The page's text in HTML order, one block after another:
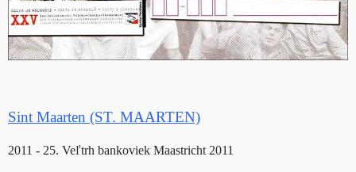
Sint Maarten (ST. MAARTEN)
2011 - 25. Veľtrh bankoviek Maastricht 2011